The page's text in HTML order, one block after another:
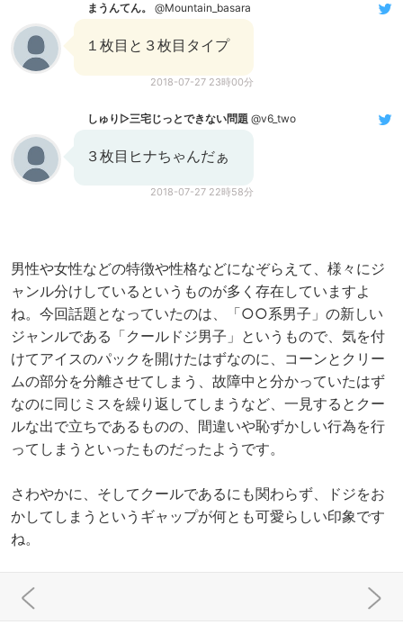
まうんてん。 @Mountain_basara
１枚目と３枚目タイプ
2018-07-27 23時00分
しゅり▷三宅じっとできない問題 @v6_two
３枚目ヒナちゃんだぁ
2018-07-27 22時58分
男性や女性などの特徴や性格などになぞらえて、様々にジ
ャンル分けしているというものが多く存在していますよ
ね。今回話題となっていたのは、「○○系男子」の新しい
ジャンルである「クールドジ男子」というもので、気を付
けてアイスのパックを開けたはずなのに、コーンとクリー
ムの部分を分離させてしまう、故障中と分かっていたはず
なのに同じミスを繰り返してしまうなど、一見するとクー
ルな出で立ちであるものの、間違いや恥ずかしい行為を行
ってしまうといったものだったようです。
さわやかに、そしてクールであるにも関わらず、ドジをお
かしてしまうというギャップが何とも可愛らしい印象です
ね。